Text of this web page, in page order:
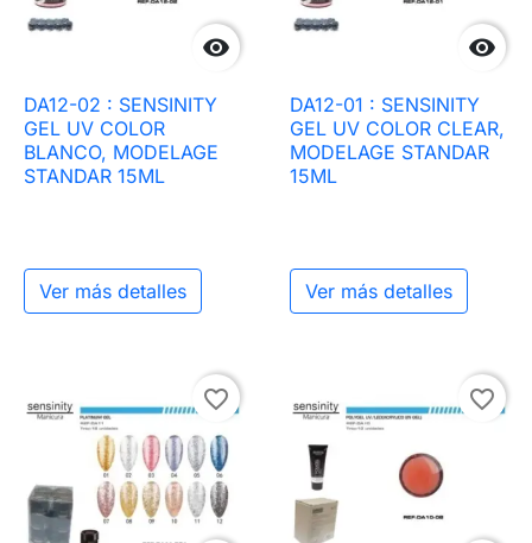

DA12-02 : SENSINITY
GEL UV COLOR
BLANCO, MODELAGE
STANDAR 15ML
Ver más detalles

DA12-01 : SENSINITY
GEL UV COLOR CLEAR,
MODELAGE STANDAR
15ML
Ver más detalles
favorite_border favorite_border